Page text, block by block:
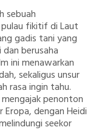
sebuah
fikitif di Laut
gadis tani yang
berusaha
ini menawarkan
sekaligus unsur
rasa ingin tahu.
penonton
Eropa, dengan Heidi
seekor